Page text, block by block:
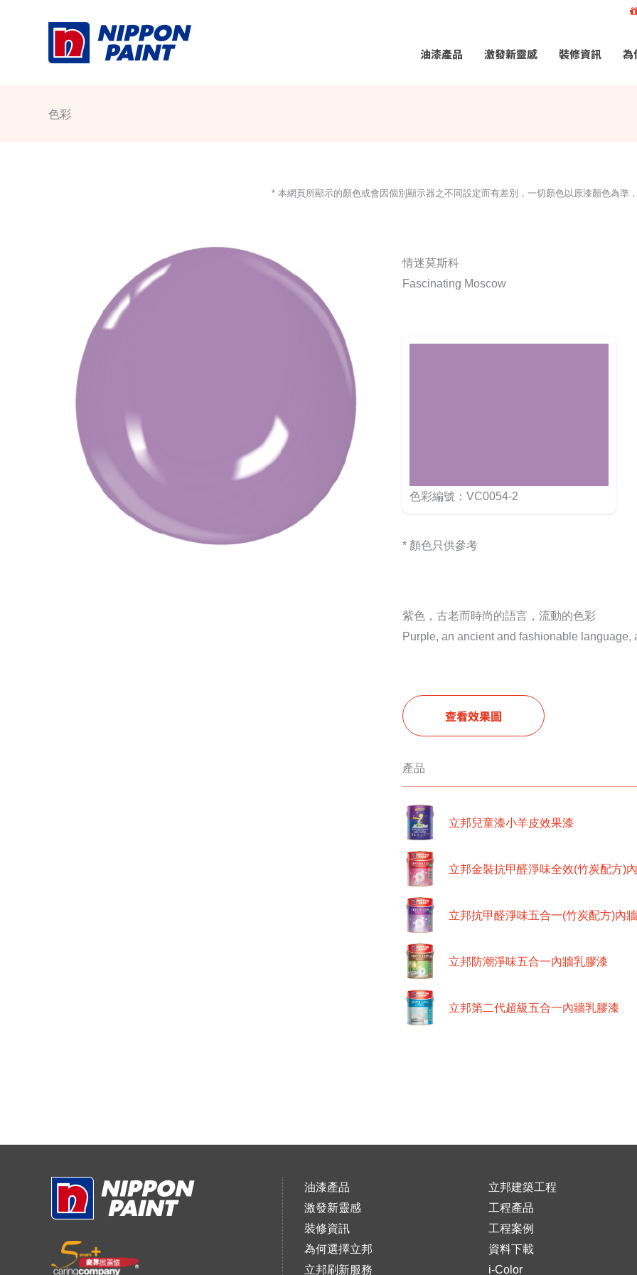
油漆產品 激發新靈感 裝修資訊 為
色彩
* 本網頁所顯示的顏色或會因個別顯示器之不同設定而有差別，一切顏色以原漆顏色為準，
情迷莫斯科
Fascinating Moscow
色彩編號：VC0054-2
* 顏色只供參考
紫色，古老而時尚的語言，流動的色彩
Purple, an ancient and fashionable language,
查看效果圖
產品
立邦兒童漆小羊皮效果漆
立邦金裝抗甲醛淨味全效(竹炭配方)
立邦抗甲醛淨味五合一(竹炭配方)內
立邦防潮淨味五合一內牆乳膠漆
立邦第二代超級五合一內牆乳膠漆
油漆產品
激發新靈感
裝修資訊
為何選擇立邦
立邦刷新服務
立邦建築工程
工程產品
工程案例
資料下載
i-Color